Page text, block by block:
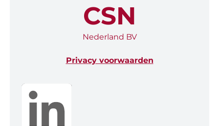
CSN
Nederland BV
Privacy voorwaarden